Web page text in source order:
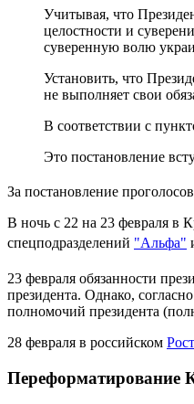
Учитывая, что
целостности и
суверенную волю
Установить, что
не выполняет свои
В соответствии с
Это постановление
За постановление
В ночь с 22 на 23 февраля в
спецподразделений "Альфа"
23 февраля обязанности
президента. Однако,
полномочий президента
28 февраля в российском
Переформатирование